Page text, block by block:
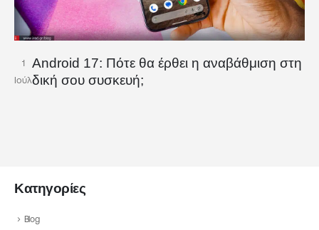
1
Ιούλ
Android 17: Πότε θα έρθει η αναβάθμιση στη
δική σου συσκευή;
Κατηγορίες
Blog